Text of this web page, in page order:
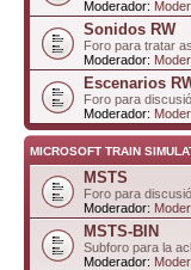
Moderador:
Sonidos RW
Foro para tratar
Moderador:
Escenarios
Foro para
Moderador:
MICROSOFT TRAIN
MSTS
Foro para
Moderador:
MSTS-BIN
Subforo para la
Moderador: